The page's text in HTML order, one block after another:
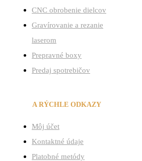
CNC obrobenie dielcov
Gravírovanie a rezanie
laserom
Prepravné boxy
Predaj spotrebičov
A RÝCHLE ODKAZY
Môj účet
Kontaktné údaje
Platobné metódy